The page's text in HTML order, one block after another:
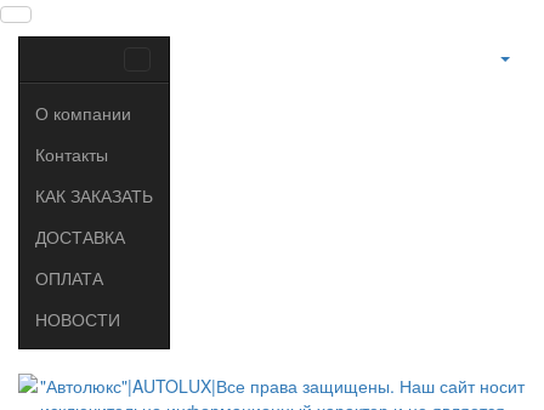
О компании
Контакты
КАК ЗАКАЗАТЬ
ДОСТАВКА
ОПЛАТА
НОВОСТИ